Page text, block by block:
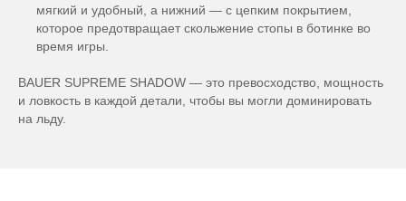
мягкий и удобный, а нижний — с цепким покрытием,
которое предотвращает скольжение стопы в ботинке во
время игры.
BAUER SUPREME SHADOW — это превосходство, мощность
и ловкость в каждой детали, чтобы вы могли доминировать
на льду.